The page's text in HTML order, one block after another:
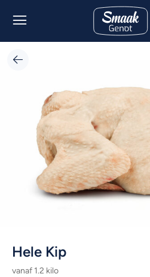
Hele Kip
vanaf 1.2 kilo